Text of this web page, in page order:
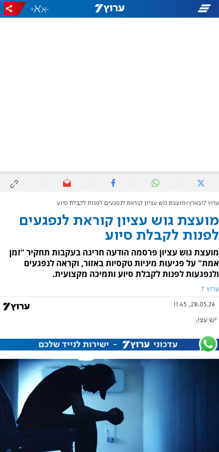
-
+
ערוץ 7 בארץ מועצת גוש עציון קוראת לנפגעים לפנות לקבלת סיוע
מועצת גוש עציון קוראת לנפגעים
לפנות לקבלת סיוע
מועצת גוש עציון פרסמה הודעה חריגה בעקבות תחקיר "זמן
אמת" על פגיעות מיניות טקסיות באזור, וקראה לנפגעים
ולנפגעות לפנות לקבלת סיוע ותמיכה מקצועית.
ערוץ 7
28.05.26, 11:45
גוש עציון